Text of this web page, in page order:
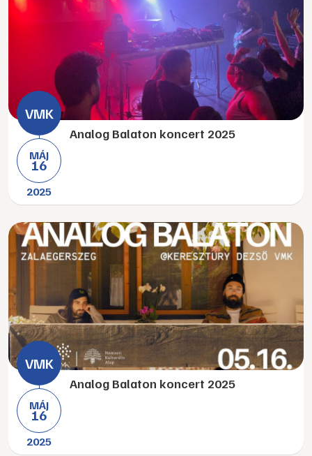
MÁJ
16
2025
Analog Balaton koncert 2025
MÁJ
16
2025
Analog Balaton koncert 2025